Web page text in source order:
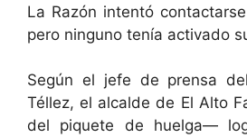
La Razón intentó
pero ninguno tenía activado
Según el jefe de prensa
Téllez, el alcalde de El Alto
del piquete de huelga—